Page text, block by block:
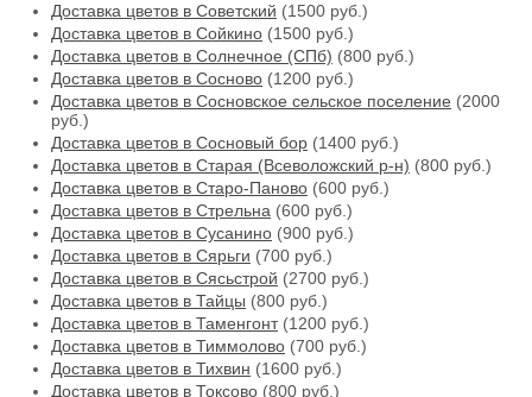
Доставка цветов в Советский (1500 руб.)
Доставка цветов в Сойкино (1500 руб.)
Доставка цветов в Солнечное (СПб) (800 руб.)
Доставка цветов в Сосново (1200 руб.)
Доставка цветов в Сосновское сельское поселение (2000
руб.)
Доставка цветов в Сосновый бор (1400 руб.)
Доставка цветов в Старая (Всеволожский р-н) (800 руб.)
Доставка цветов в Старо-Паново (600 руб.)
Доставка цветов в Стрельна (600 руб.)
Доставка цветов в Сусанино (900 руб.)
Доставка цветов в Сярьги (700 руб.)
Доставка цветов в Сясьстрой (2700 руб.)
Доставка цветов в Тайцы (800 руб.)
Доставка цветов в Таменгонт(1200 руб.)
Доставка цветов в Тиммолово (700 руб.)
Доставка цветов в Тихвин (1600 руб.)
Доставка цветов в Токсово (800 руб.)